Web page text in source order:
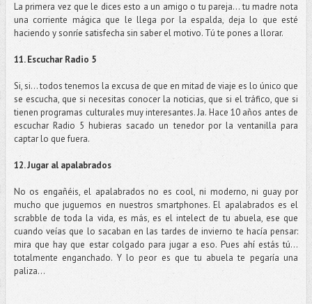
La primera vez que le dices esto a un amigo o tu pareja… tu madre nota
una corriente mágica que le llega por la espalda, deja lo que esté
haciendo y sonríe satisfecha sin saber el motivo. Tú te pones a llorar.
11. Escuchar Radio 5
Si, si… todos tenemos la excusa de que en mitad de viaje es lo único que
se escucha, que si necesitas conocer la noticias, que si el tráfico, que si
tienen programas culturales muy interesantes. Ja. Hace 10 años antes de
escuchar Radio 5 hubieras sacado un tenedor por la ventanilla para
captar lo que fuera.
12. Jugar al apalabrados
No os engañéis, el apalabrados no es cool, ni moderno, ni guay por
mucho que juguemos en nuestros smartphones. El apalabrados es el
scrabble de toda la vida, es más, es el intelect de tu abuela, ese que
cuando veías que lo sacaban en las tardes de invierno te hacía pensar:
mira que hay que estar colgado para jugar a eso. Pues ahí estás tú…
totalmente enganchado. Y lo peor es que tu abuela te pegaría una
paliza…